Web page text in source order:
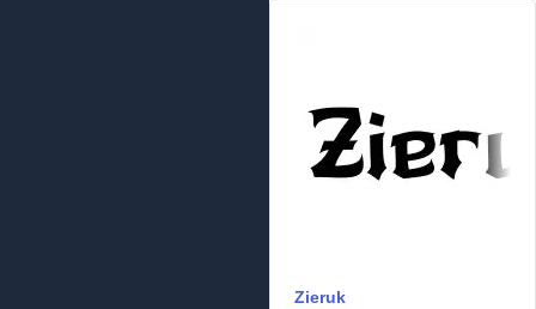
Zieruk